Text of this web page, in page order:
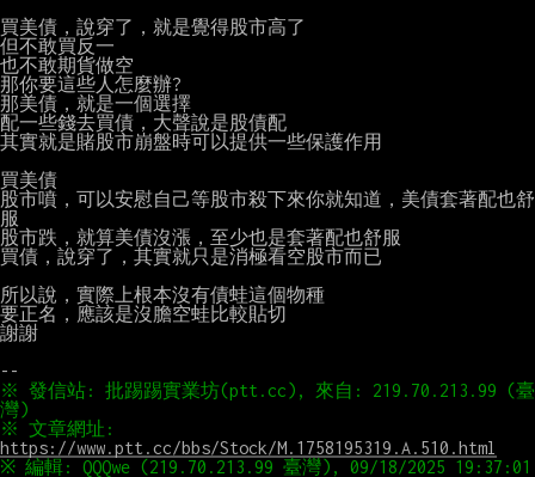
買美債，說穿了，就是覺得股市高了
但不敢買反一
也不敢期貨做空
那你要這些人怎麼辦?
那美債，就是一個選擇
配一些錢去買債，大聲說是股債配
其實就是賭股市崩盤時可以提供一些保護作用
買美債
股市噴，可以安慰自己等股市殺下來你就知道，美債套著配也舒
服
股市跌，就算美債沒漲，至少也是套著配也舒服
買債，說穿了，其實就只是消極看空股市而已
所以說，實際上根本沒有債蛙這個物種
要正名，應該是沒膽空蛙比較貼切
謝謝
※ 發信站: 批踢踢實業坊(ptt.cc), 來自: 219.70.213.99 (臺
https://www.ptt.cc/bbs/Stock/M.1758195319.A.510.html